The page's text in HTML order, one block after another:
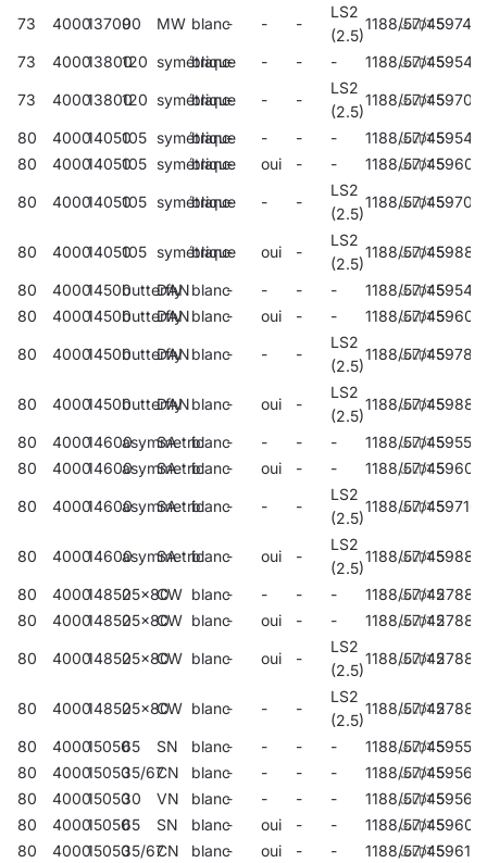
73 40001370090 MW blanc- - -
LS2
(2.5)
1188/57/45597411
73 400013800120 symétrique
blanc- - - - 1188/57/45595417
73 400013800120 symétrique
blanc- - -
LS2
(2.5)
1188/57/45
80 400014050105 symétrique
blanc- - - - 1188/57/45
80
400014050105 symétrique
blanc- oui - - 1188/57/45
80 400014050105 symétrique
blanc- - -
LS2
(2.5)
1188/57/45
80 400014050105 symétrique
blanc- oui -
LS2
(2.5)
1188/57/45
80 400014500butterfly
DANblanc- - - - 1188/57/45
80
400014500butterfly
DANblanc- oui - - 1188/57/45
80 400014500butterfly
DANblanc- - -
LS2
(2.5)
1188/57/45
80 400014500butterfly
DANblanc- oui -
LS2
(2.5)
1188/57/45
80 400014600asymmetric
SA blanc- - - - 1188/57/45
80
400014600asymmetric
SA blanc- oui - - 1188/57/45
80 400014600asymmetric
SA blanc- - -
LS2
(2.5)
1188/57/45
80 400014600asymmetric
SA blanc- oui -
LS2
(2.5)
1188/57/45
80 40001485025x80CW blanc- - - - 1188/57/45
80
40001485025x80CW blanc- oui - - 1188/57/45
80 40001485025x80CW blanc- oui -
LS2
(2.5)
1188/57/45
80 40001485025x80CW blanc- - -
LS2
(2.5)
1188/57/45
80 40001505065 SN blanc- - - - 1188/57/45595561
80
40001505035/67CN blanc- - - - 1188/57/45
80
40001505030 VN blanc- - - - 1188/57/45
80
40001505065 SN blanc- oui - - 1188/57/45
80
40001505035/67CN blanc- oui - - 1188/57/45